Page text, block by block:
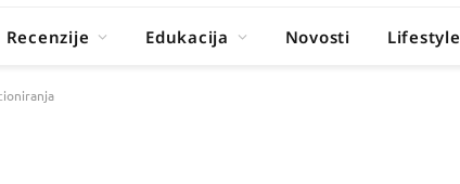
Recenzije Edukacija Novosti Lifestyle